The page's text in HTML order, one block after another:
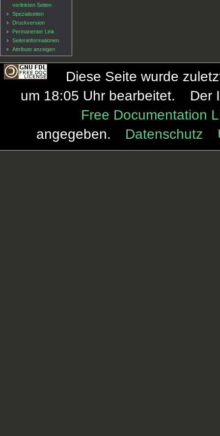
verlinkten Seiten
Spezialseiten
Druckversion
Permanenter Link
Seiten­informationen
Attribute anzeigen
Diese Seite wurde
um 18:05 Uhr bearbeitet.
Der
Free Documentation
angegeben.
Datenschutz